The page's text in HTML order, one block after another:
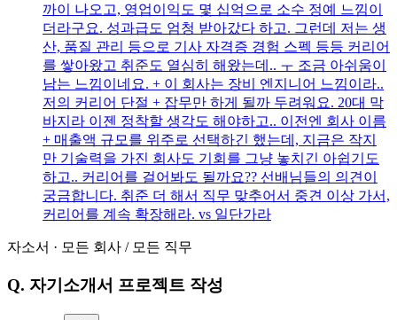
까이 나오고, 영업이익도 몇 십억으로 소수 정예 느낌이
더라구요. 성과급도 엄청 받아갔다 하고. 그런데 저는 생
산, 품질 관리 등으로 기사 자격증 경험 스펙 등등 커리어
를 쌓아왔고 취준도 열심히 해왔는데.. ㅜ 조금 아쉬움이
남는 느낌이네요. + 이 회사는 장비 엔지니어 느낌이라..
저의 커리어 단절 + 잡무만 하게 될까 두려워요. 20대 막
바지라 이젠 정착할 생각도 해야하고.. 이전엔 회사 이름
+ 매출액 규모를 위주로 선택하긴 했는데, 지금은 작지
만 기술력을 가진 회사도 기회를 그냥 놓치긴 아쉽기도
하고.. 커리어를 걸어봐도 될까요?? 선배님들의 의견이
궁금합니다. 취준 더 해서 직무 맞추어서 중견 이상 가서,
커리어를 계속 확장해라. vs 일단가라
자소서 · 모든 회사 / 모든 직무
Q. 자기소개서 프로젝트 작성